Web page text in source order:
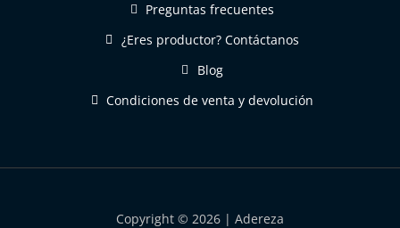
Preguntas frecuentes
¿Eres productor? Contáctanos
Blog
Condiciones de venta y devolución
Copyright © 2026 | Adereza